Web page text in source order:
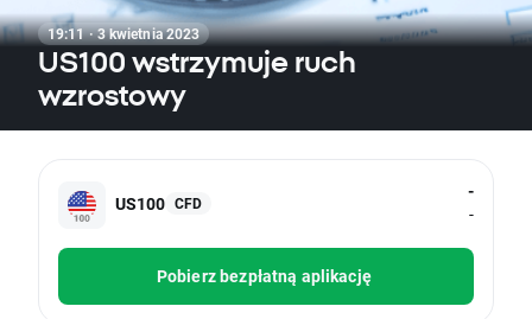
19:11 · 3 kwietnia 2023
US100 wstrzymuje ruch
wzrostowy
US100 CFD
-
-
Pobierz bezpłatną aplikację